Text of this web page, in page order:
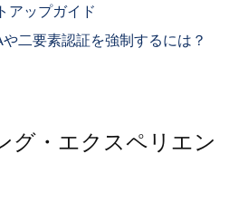
アップガイド
二要素認証を強制するには？
グ・エクスペリエン